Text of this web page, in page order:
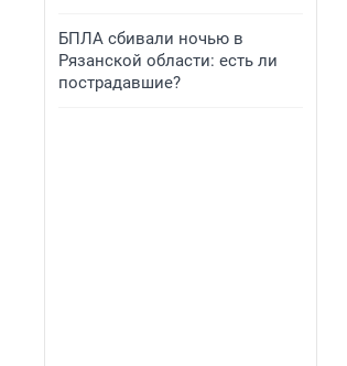
БПЛА сбивали ночью в
Рязанской области: есть ли
пострадавшие?